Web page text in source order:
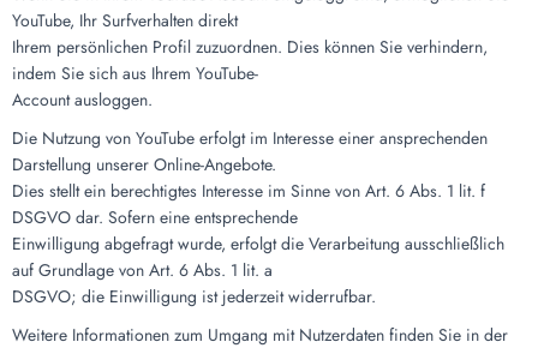
YouTube, Ihr Surfverhalten direkt
Ihrem persönlichen Profil zuzuordnen. Dies können Sie verhindern,
indem Sie sich aus Ihrem YouTube-
Account ausloggen.
Die Nutzung von YouTube erfolgt im Interesse einer ansprechenden
Darstellung unserer Online-Angebote.
Dies stellt ein berechtigtes Interesse im Sinne von Art. 6 Abs. 1 lit. f
DSGVO dar. Sofern eine entsprechende
Einwilligung abgefragt wurde, erfolgt die Verarbeitung ausschließlich
auf Grundlage von Art. 6 Abs. 1 lit. a
DSGVO; die Einwilligung ist jederzeit widerrufbar.
Weitere Informationen zum Umgang mit Nutzerdaten finden Sie in der